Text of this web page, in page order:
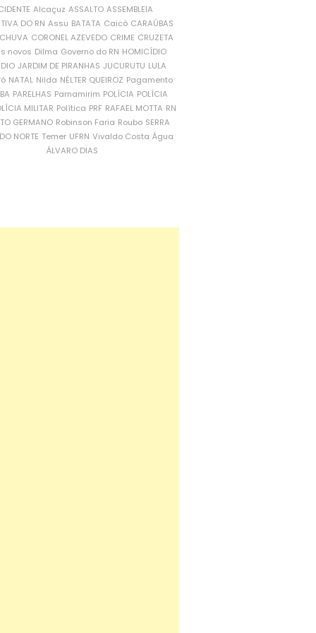
Alcaçuz ASSALTO ASSEMBLEIA
DO RN Assu BATATA Caicó CARAÚBAS
CORONEL AZEVEDO CRIME CRUZETA
novos Dilma Governo do RN HOMICÍDIO
JARDIM DE PIRANHAS JUCURUTU LULA
NATAL Nilda NÉLTER QUEIROZ Pagamento
PARELHAS Parnamirim POLÍCIA POLÍCIA
MILITAR Política PRF RAFAEL MOTTA RN
GERMANO Robinson Faria Roubo SERRA
NORTE Temer UFRN Vivaldo Costa Água
ÁLVARO DIAS